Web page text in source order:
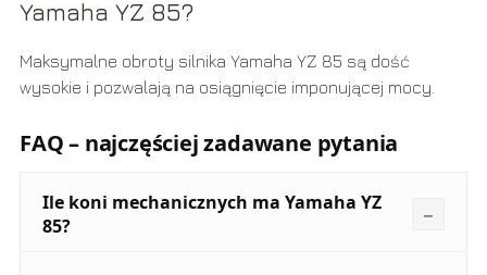
Yamaha YZ 85?
Maksymalne obroty silnika Yamaha YZ 85 są dość
wysokie i pozwalają na osiągnięcie imponującej mocy.
FAQ – najczęściej zadawane pytania
Ile koni mechanicznych ma Yamaha YZ
85?